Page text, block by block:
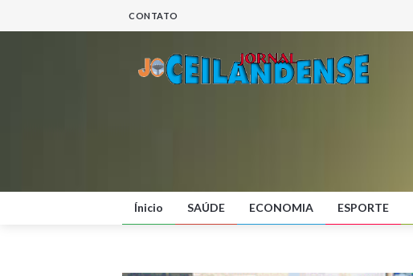
CONTATO
Ínicio SAÚDE ECONOMIA ESPORTE